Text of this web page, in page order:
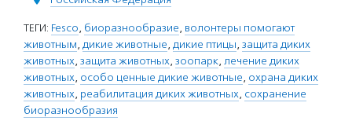
ТЕГИ: Fesco, биоразнообразие, волонтеры помогают
животным, дикие животные, дикие птицы, защита диких
животных, защита животных, зоопарк, лечение диких
животных, особо ценные дикие животные, охрана диких
животных, реабилитация диких животных, сохранение
биоразнообразия